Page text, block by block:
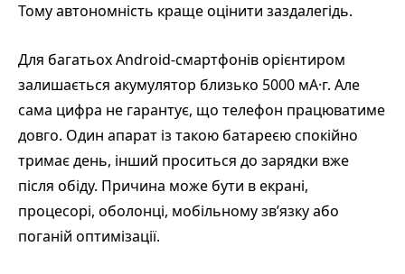
Тому автономність краще оцінити заздалегідь.
Для багатьох Android-смартфонів орієнтиром
залишається акумулятор близько 5000 мА·г. Але
сама цифра не гарантує, що телефон працюватиме
довго. Один апарат із такою батареєю спокійно
тримає день, інший проситься до зарядки вже
після обіду. Причина може бути в екрані,
процесорі, оболонці, мобільному зв’язку або
поганій оптимізації.